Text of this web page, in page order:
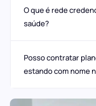
O que é rede
saúde?
Posso contratar
estando com nome